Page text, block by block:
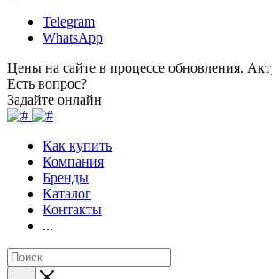
Telegram
WhatsApp
Цены на сайте в процессе обновления.
Есть вопрос?
Задайте онлайн
Как купить
Компания
Бренды
Каталог
Контакты
...